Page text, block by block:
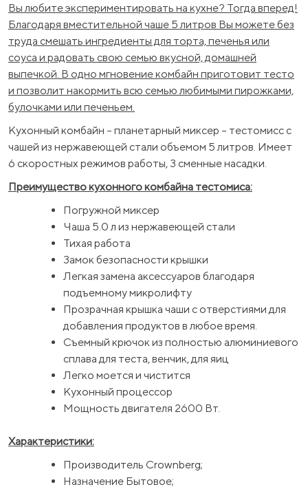
Вы любите экспериментировать на кухне? Тогда вперед!
Благодаря вместительной чаше 5 литров Вы можете без
труда смешать ингредиенты для торта, печенья или
соуса и радовать свою семью вкусной, домашней
выпечкой. В одно мгновение комбайн приготовит тесто
и позволит накормить всю семью любимыми пирожками,
булочками или печеньем.
Кухонный комбайн – планетарный миксер – тестомисс с
чашей из нержавеющей стали объемом 5 литров. Имеет
6 скоростных режимов работы, 3 сменные насадки.
Преимущество кухонного комбайна тестомиса:
Погружной миксер
Чаша 5.0 л из нержавеющей стали
Тихая работа
Замок безопасности крышки
Легкая замена аксессуаров благодаря
подъемному микролифту
Прозрачная крышка чаши с отверстиями для
добавления продуктов в любое время.
Съемный крючок из полностью алюминиевого
сплава для теста, венчик, для яиц
Легко моется и чистится
Кухонный процессор
Мощность двигателя 2600 Вт.
Характеристики:
Производитель Crownberg;
Назначение Бытовое;